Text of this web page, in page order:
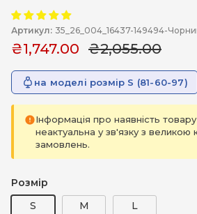
Артикул: 35_26_004_16437-149494-
₴1,747.00 ₴2,055.00
на моделі розмір S (81-60-97)
Інформація про наявність
неактуальна у зв'язку з великою
замовлень.
Розмір
S
M L